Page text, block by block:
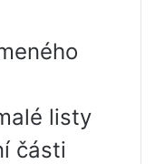
listy
části